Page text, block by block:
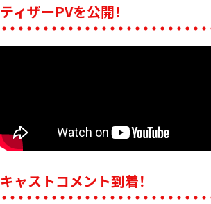
ティザーPVを公開！
キャストコメント到着！